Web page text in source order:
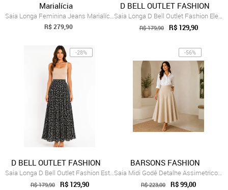
Marialícia
Saia Longa Feminina Jeans Marialícia Azul
R$ 279,90
D BELL OUTLET FASHION
Saia Longa D Bell Outlet Fashion Elegant...
R$ 179,90 R$ 129,90
-28%
D BELL OUTLET FASHION
Saia Longa D Bell Outlet Fashion Estampa...
R$ 179,90 R$ 129,90
-56%
BARSONS FASHION
Saia Midi Godê Detalhe Assimetrico em Li...
R$ 223,00 R$ 99,00